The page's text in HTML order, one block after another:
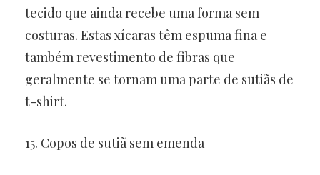
tecido que ainda recebe uma forma sem
costuras. Estas xícaras têm espuma fina e
também revestimento de fibras que
geralmente se tornam uma parte de sutiãs de
t-shirt.
15. Copos de sutiã sem emenda